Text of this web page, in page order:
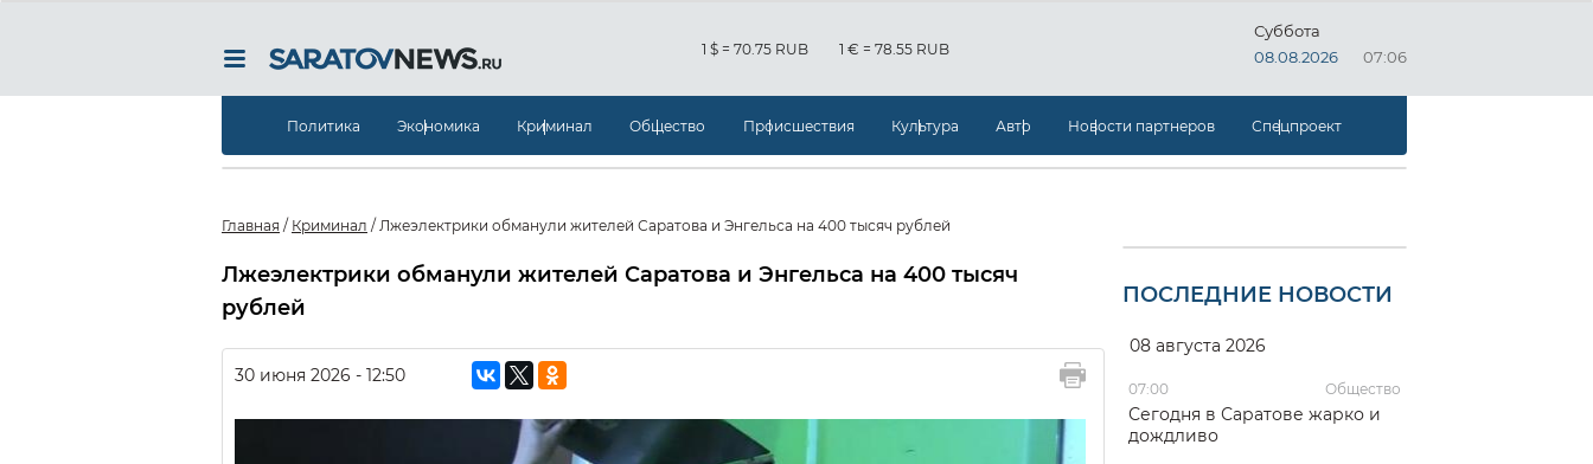
1 $ = 70.75 RUB 1 € = 78.55 RUB
Суббота
08.08.2026
07:06
Политика Экономика Криминал Общество Происшествия Культура Авто Новости партнеров Спецпроект
Главная / Криминал / Лжеэлектрики обманули жителей Саратова и Энгельса на 400 тысяч рублей
Лжеэлектрики обманули жителей Саратова и Энгельса на 400 тысяч
рублей
30 июня 2026 - 12:50
ПОСЛЕДНИЕ НОВОСТИ
08 августа 2026
07:00 Общество
Сегодня в Саратове жарко и
дождливо